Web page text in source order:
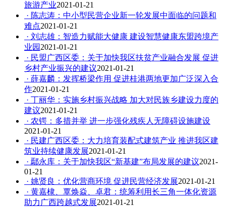
旅游产业2021-01-21
· 陈志涛：中小型民营企业新一轮发展中面临的问题和
难点2021-01-21
· 刘志雄：智造力赋能大健康 建设智慧健康东盟跨境产
业园 2021-01-21
· 民盟广西区委：关于加快我区扶贫产业融合发展 促进
乡村产业振兴的建议2021-01-21
· 薛嘉麟：发挥桥梁作用 促进桂港两地更加广泛深入合
作2021-01-21
· 丁丽华：实施乡村振兴战略 加大对民族乡建设力度的
建议2021-01-21
· 农锷：多措并举 进一步强化残疾人无障碍设施建设
2021-01-21
· 民建广西区委：大力培育装配式建筑产业 推进我区建
筑业持续健康发展2021-01-21
· 鄢永库：关于加快我区“新基建”布局发展的建议2021-
01-21
· 姚贤良：优化营商环境 促进民营经济发展2021-01-21
· 黄嘉棣、覃焕焱、卓君：统筹利用长三角一体化资源
助力广西跨越式发展2021-01-21